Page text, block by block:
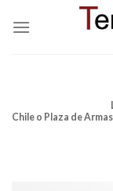
Entrar por
Local 325,
Chile o Plaza de
Email: